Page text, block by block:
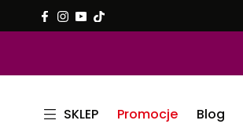
SKLEP Promocje Blog